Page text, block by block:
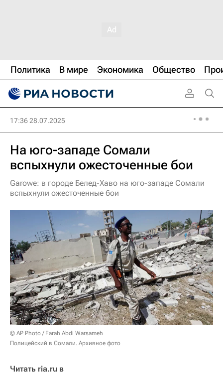
Политика В мире Экономика Общество
17:36 28.07.2025
На юго-западе Сомали
вспыхнули ожесточенные бои
Garowe: в городе Белед-Хаво на юго-западе Сомали
вспыхнули ожесточенные бои
© AP Photo / Farah Abdi Warsameh
Полицейский в Сомали. Архивное фото
Читать ria.ru в